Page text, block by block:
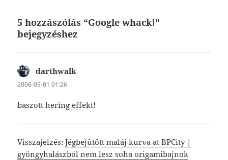
5 hozzászólás “Google whack!”
bejegyzéshez
darthwalk
2006-05-01 01:26
baszott hering effekt!
Visszajelzés:Jégbejûtött maláj kurva at BPCity |
gyöngyhalászból nem lesz soha origamibajnok